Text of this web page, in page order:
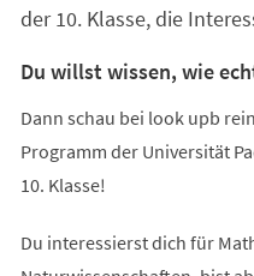
der 10. Klasse, die
Du willst wissen, wie
Dann schau bei look upb
Programm der Universität
10. Klasse!
Du interessierst dich für